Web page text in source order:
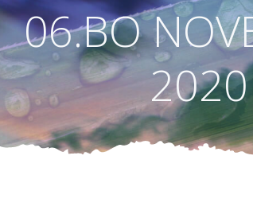
06.BO
2020